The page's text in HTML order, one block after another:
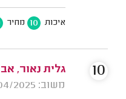
איכות 10 מחיר
גלית נאור,
משוב: 10/04/2025
10